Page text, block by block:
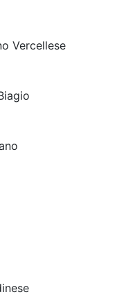
Vercellese